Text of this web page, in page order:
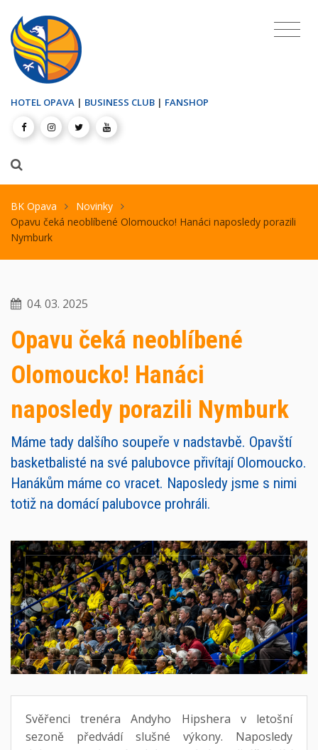
HOTEL OPAVA | BUSINESS CLUB | FANSHOP
BK Opava
Novinky
Opavu čeká neoblíbené Olomoucko! Hanáci naposledy porazili
Nymburk
04. 03. 2025
Opavu čeká neoblíbené
Olomoucko! Hanáci
naposledy porazili Nymburk
Máme tady dalšího soupeře v nadstavbě. Opavští
basketbalisté na své palubovce přivítají Olomoucko.
Hanákům máme co vracet. Naposledy jsme s nimi
totiž na domácí palubovce prohráli.
Svěřenci trenéra Andyho Hipshera v letošní
sezoně předvádí slušné výkony. Naposledy